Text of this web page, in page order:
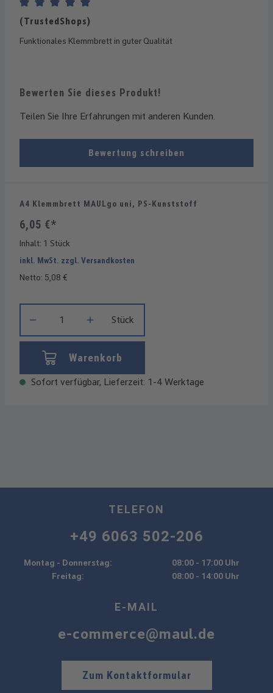
Bewerten Sie dieses Produkt!
Teilen Sie Ihre Erfahrungen mit anderen Kunden.
Bewertung schreiben
Bewertung mit 5 von 5 Sternen
(TrustedShops)
Funktionales Klemmbrett in guter Qualität
A4 Klemmbrett MAULgo uni, PS-Kunststoff
6,05 €*
Inhalt: 1 Stück
inkl. MwSt. zzgl. Versandkosten
Netto: 5,08 €
Stück
Warenkorb
Sofort verfügbar, Lieferzeit: 1-4 Werktage
TELEFON
+49 6063 502-206
Montag - Donnerstag:
08:00 - 17:00 Uhr
Freitag:
08:00 - 14:00 Uhr
E-MAIL
e-commerce@maul.de
Zum Kontaktformular